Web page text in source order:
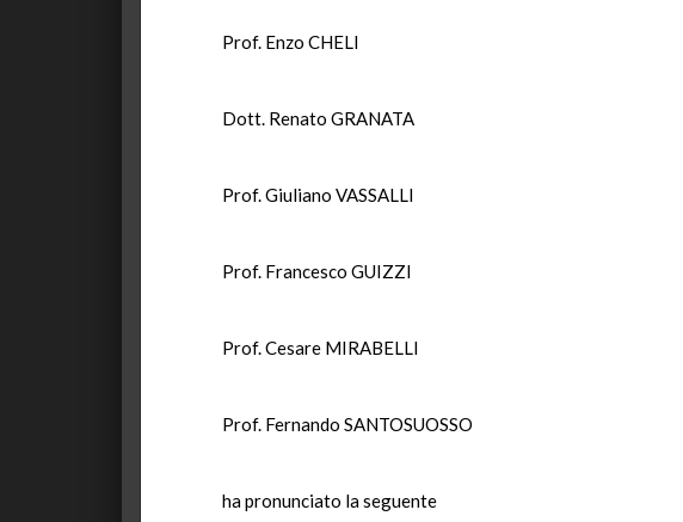
Prof. Enzo CHELI
Dott. Renato GRANATA
Prof. Giuliano VASSALLI
Prof. Francesco GUIZZI
Prof. Cesare MIRABELLI
Prof. Fernando SANTOSUOSSO
ha pronunciato la seguente